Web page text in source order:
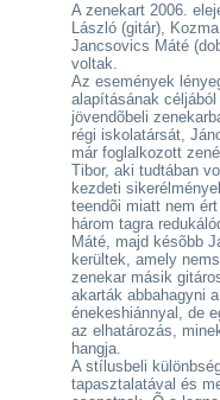
A zenekart 2006.
László (gitár),
Jancsovics Máté
voltak.
Az események
alapításának
jövendõbeli
régi iskolatársát,
már foglalkozott
Tibor, aki tudtában
kezdeti
teendõi miatt nem
három tagra
Máté, majd késõbb
kerültek, amely
zenekar másik
akarták abbahagyni
énekeshiánnyal, de
az elhatározás,
hangja.
A stílusbeli
tapasztalatával és